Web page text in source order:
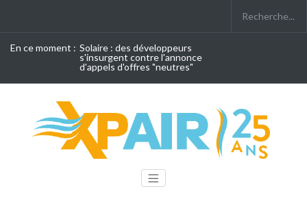
En ce moment : Solaire : des développeurs
s'insurgent contre l'annonce
d'appels d'offres "neutres"